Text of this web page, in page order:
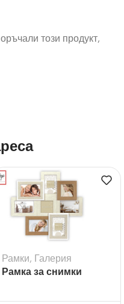
този продукт,
Рамки, Галерия
Рамка за снимки